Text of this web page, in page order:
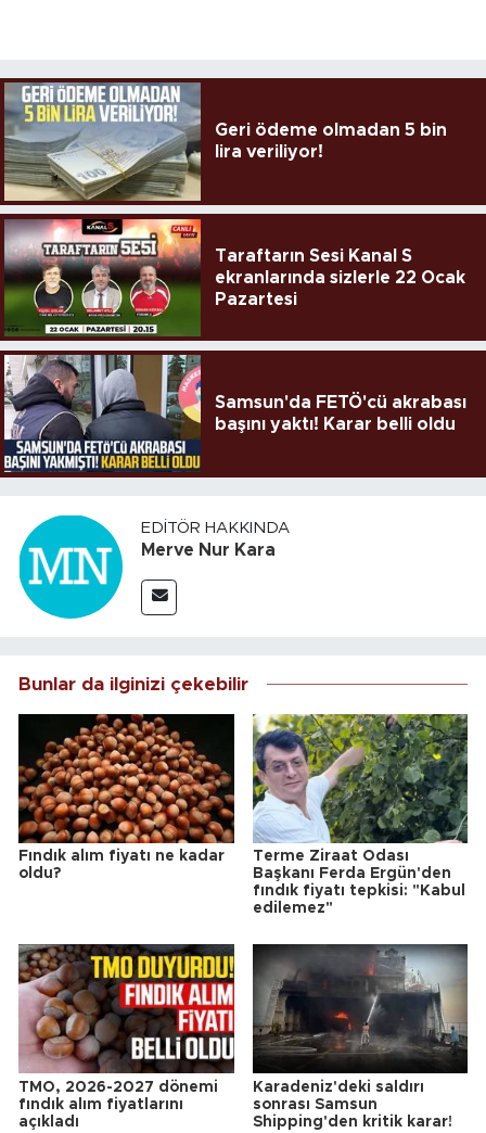
Geri ödeme olmadan 5 bin
lira veriliyor!
Taraftarın Sesi Kanal S
ekranlarında sizlerle 22 Ocak
Pazartesi
Samsun'da FETÖ'cü akrabası
başını yaktı! Karar belli oldu
EDITÖR HAKKINDA
Merve Nur Kara
Bunlar da ilginizi çekebilir
Fındık alım fiyatı ne kadar
oldu?
Terme Ziraat Odası
Başkanı Ferda Ergün'den
fındık fiyatı tepkisi: "Kabul
edilemez"
TMO, 2026-2027 dönemi
fındık alım fiyatlarını
açıkladı
Karadeniz'deki saldırı
sonrası Samsun
Shipping'den kritik karar!